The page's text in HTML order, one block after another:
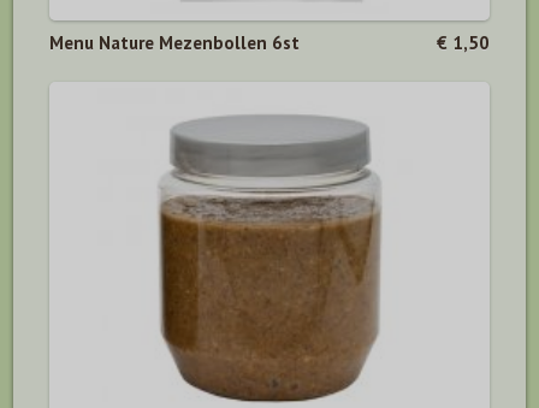
Menu Nature Mezenbollen 6st € 1,50